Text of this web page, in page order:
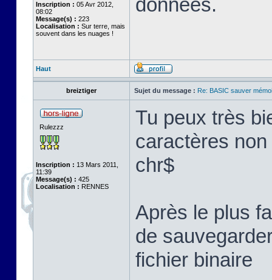
Inscription : 05 Avr 2012,
08:02
Message(s) : 223
Localisation : Sur terre, mais
souvent dans les nuages !
données.
Haut
breiztiger Sujet du message : Re: BASIC sauver
Rulezzz
Inscription : 13 Mars 2011,
11:39
Message(s) : 425
Localisation : RENNES
Tu peux très
caractères
chr$
Après le plus
de
fichier binaire